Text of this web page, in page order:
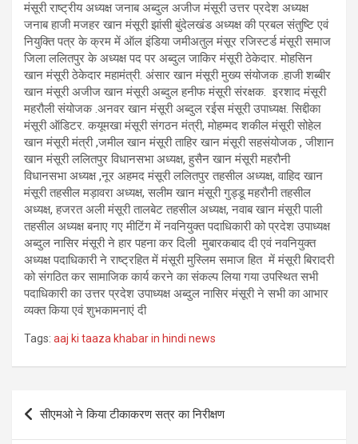
मंसूरी राष्ट्रीय अध्यक्ष जनाब अब्दुल अजीज मंसूरी उत्तर प्रदेश अध्यक्ष
जनाब हाजी मजहर खान मंसूरी झांसी बुंदेलखंड अध्यक्ष की प्रबल संतुष्टि एवं
नियुक्ति पत्र के क्रम में ऑल इंडिया जमीअतुल मंसूर रजिस्टर्ड मंसूरी समाज
जिला ललितपुर के अध्यक्ष पद पर अब्दुल जाकिर मंसूरी ठेकेदार. मोहसिन
खान मंसूरी ठेकेदार महामंत्री. अंसार खान मंसूरी मुख्य संयोजक .हाजी शब्बीर
खान मंसूरी अजीज खान मंसूरी अब्दुल हनीफ मंसूरी संरक्षक. इरशाद मंसूरी
महरौली संयोजक .अनवर खान मंसूरी अब्दुल रईस मंसूरी उपाध्यक्ष. सिद्दीका
मंसूरी ऑडिटर. कयूमखा मंसूरी संगठन मंत्री, मोहम्मद शकील मंसूरी सोहेल
खान मंसूरी मंत्री ,जमील खान मंसूरी ताहिर खान मंसूरी सहसंयोजक , जीशान
खान मंसूरी ललितपुर विधानसभा अध्यक्ष, हुसैन खान मंसूरी महरौनी
विधानसभा अध्यक्ष ,नूर अहमद मंसूरी ललितपुर तहसील अध्यक्ष, वाहिद खान
मंसूरी तहसील मड़ावरा अध्यक्ष, सलीम खान मंसूरी गुड्डू महरौनी तहसील
अध्यक्ष, हजरत अली मंसूरी तालबेट तहसील अध्यक्ष, नवाब खान मंसूरी पाली
तहसील अध्यक्ष बनाए गए मीटिंग में नवनियुक्त पदाधिकारी को प्रदेश उपाध्यक्ष
अब्दुल नासिर मंसूरी ने हार पहना कर दिली मुबारकबाद दी एवं नवनियुक्त
अध्यक्ष पदाधिकारी ने राष्ट्रहित में मंसूरी मुस्लिम समाज हित में मंसूरी बिरादरी
को संगठित कर सामाजिक कार्य करने का संकल्प लिया गया उपस्थित सभी
पदाधिकारी का उत्तर प्रदेश उपाध्यक्ष अब्दुल नासिर मंसूरी ने सभी का आभार
व्यक्त किया एवं शुभकामनाएं दी
Tags: aaj ki taaza khabar in hindi news
Post
navigation
सीएमओ ने किया टीकाकरण सत्र का निरीक्षण